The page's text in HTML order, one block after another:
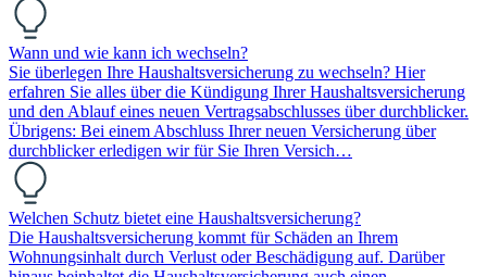
Wann und wie kann ich wechseln?
Sie überlegen Ihre Haushaltsversicherung zu wechseln? Hier
erfahren Sie alles über die Kündigung Ihrer Haushaltsversicherung
und den Ablauf eines neuen Vertragsabschlusses über durchblicker.
Übrigens: Bei einem Abschluss Ihrer neuen Versicherung über
durchblicker erledigen wir für Sie Ihren Versich…
Welchen Schutz bietet eine Haushaltsversicherung?
Die Haushaltsversicherung kommt für Schäden an Ihrem
Wohnungsinhalt durch Verlust oder Beschädigung auf. Darüber